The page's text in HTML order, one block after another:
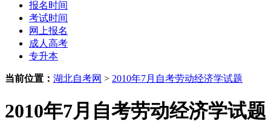
报名时间
考试时间
网上报名
成人高考
专升本
当前位置： 湖北自考网 > 2010年7月自考劳动经济学试题
2010年7月自考劳动经济学试题